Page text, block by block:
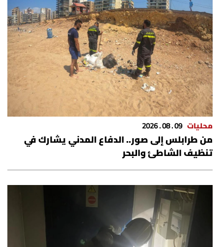
آراء
اقتصاد
العالم
الصحافة الإسرائيلية
ثقافة وفنون
فصل من كتاب
كاميرا
سجالات
محليات 09 . 08 . 2026
من طرابلس إلى صور.. الدفاع المدني يشارك في
تنظيف الشاطئ والبحر